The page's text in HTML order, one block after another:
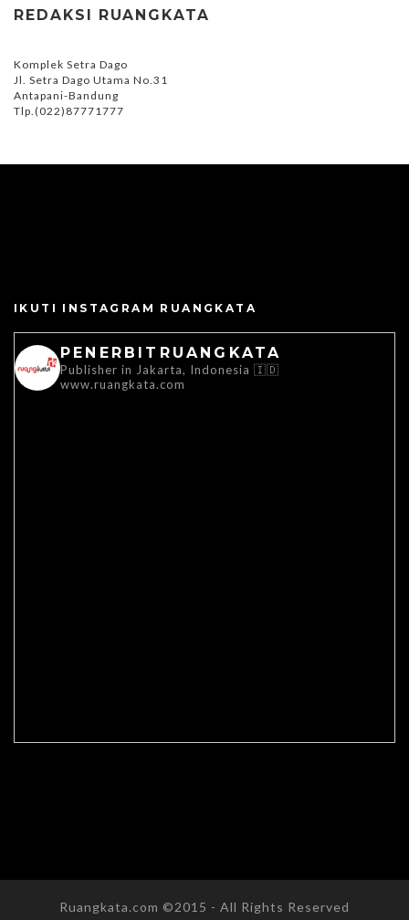
REDAKSI RUANGKATA
Komplek Setra Dago
Jl. Setra Dago Utama No.31
Antapani-Bandung
Tlp.(022)87771777
IKUTI INSTAGRAM RUANGKATA
PENERBITRUANGKATA
Publisher in Jakarta, Indonesia 🇮🇩
www.ruangkata.com
Ruangkata.com ©2015 - All Rights Reserved